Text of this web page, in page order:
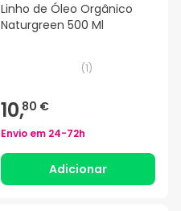
Linho de Óleo Orgânico
Naturgreen 500 Ml
(1)
10,80 €
Envio em 24-72h
Adicionar